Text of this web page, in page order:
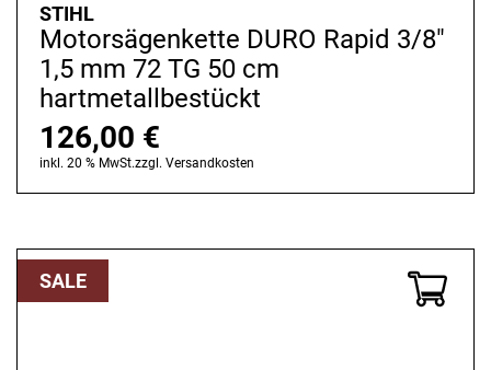
STIHL
Motorsägenkette DURO Rapid 3/8"
1,5 mm 72 TG 50 cm
hartmetallbestückt
126,00 €
inkl. 20 % MwSt.zzgl. Versandkosten
SALE